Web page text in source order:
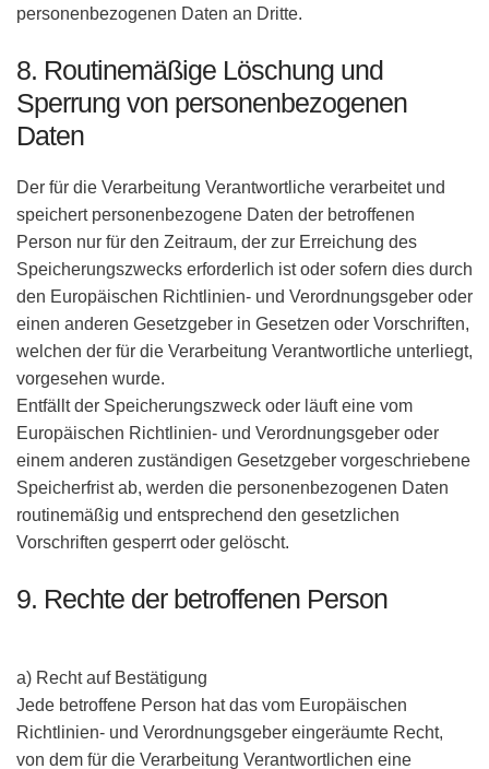
personenbezogenen Daten an Dritte.
8. Routinemäßige Löschung und
Sperrung von personenbezogenen
Daten
Der für die Verarbeitung Verantwortliche verarbeitet und
speichert personenbezogene Daten der betroffenen
Person nur für den Zeitraum, der zur Erreichung des
Speicherungszwecks erforderlich ist oder sofern dies durch
den Europäischen Richtlinien- und Verordnungsgeber oder
einen anderen Gesetzgeber in Gesetzen oder Vorschriften,
welchen der für die Verarbeitung Verantwortliche unterliegt,
vorgesehen wurde.
Entfällt der Speicherungszweck oder läuft eine vom
Europäischen Richtlinien- und Verordnungsgeber oder
einem anderen zuständigen Gesetzgeber vorgeschriebene
Speicherfrist ab, werden die personenbezogenen Daten
routinemäßig und entsprechend den gesetzlichen
Vorschriften gesperrt oder gelöscht.
9. Rechte der betroffenen Person
a) Recht auf Bestätigung
Jede betroffene Person hat das vom Europäischen
Richtlinien- und Verordnungsgeber eingeräumte Recht,
von dem für die Verarbeitung Verantwortlichen eine